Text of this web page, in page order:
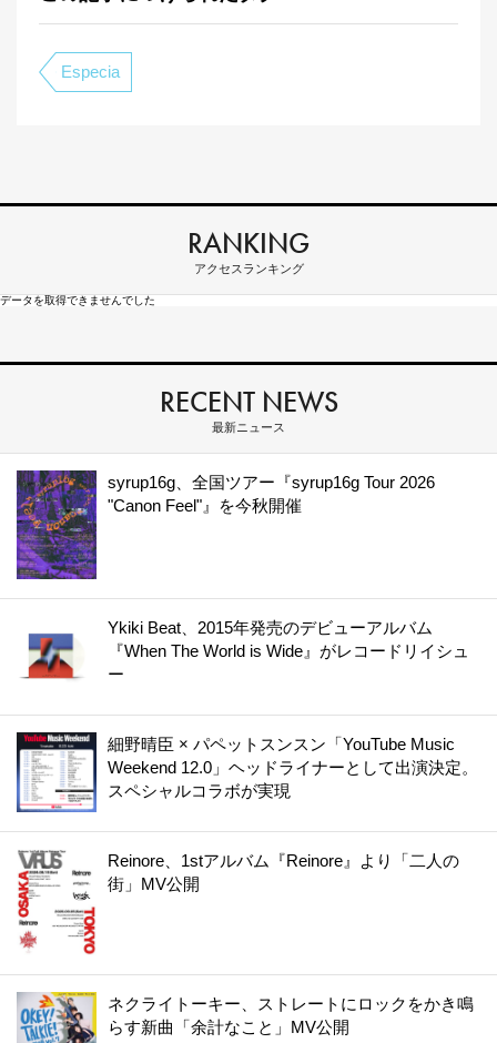
Especia
RANKING
アクセスランキング
データを取得できませんでした
RECENT NEWS
最新ニュース
syrup16g、全国ツアー『syrup16g Tour 2026
"Canon Feel"』を今秋開催
Ykiki Beat、2015年発売のデビューアルバム
『When The World is Wide』がレコードリイシュ
ー
細野晴臣 × パペットスンスン「YouTube Music
Weekend 12.0」ヘッドライナーとして出演決定。
スペシャルコラボが実現
Reinore、1stアルバム『Reinore』より「二人の
街」MV公開
ネクライトーキー、ストレートにロックをかき鳴
らす新曲「余計なこと」MV公開